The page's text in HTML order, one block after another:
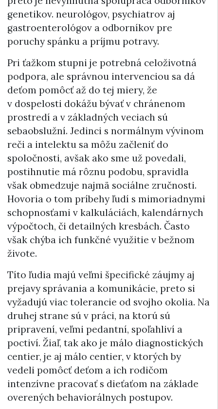
genetikov. neurológov, psychiatrov aj
gastroenterológov a odborníkov pre
poruchy spánku a príjmu potravy.
Pri ťažkom stupni je potrebná celoživotná
podpora, ale správnou intervenciou sa dá
deťom pomôcť až do tej miery, že
v dospelosti dokážu bývať v chránenom
prostredí a v základných veciach sú
sebaobslužní. Jedinci s normálnym vývinom
reči a intelektu sa môžu začleniť do
spoločnosti, avšak ako sme už povedali,
postihnutie má rôznu podobu, spravidla
však obmedzuje najmä sociálne zručnosti.
Hovoria o tom príbehy ľudí s mimoriadnymi
schopnosťami v kalkuláciách, kalendárnych
výpočtoch, či detailných kresbách. Často
však chýba ich funkčné využitie v bežnom
živote.
Títo ľudia majú veľmi špecifické záujmy aj
prejavy správania a komunikácie, preto si
vyžadujú viac tolerancie od svojho okolia. Na
druhej strane sú v práci, na ktorú sú
pripravení, veľmi pedantní, spoľahliví a
poctiví. Žiaľ, tak ako je málo diagnostických
centier, je aj málo centier, v ktorých by
vedeli pomôcť deťom a ich rodičom
intenzívne pracovať s dieťaťom na základe
overených behaviorálnych postupov.